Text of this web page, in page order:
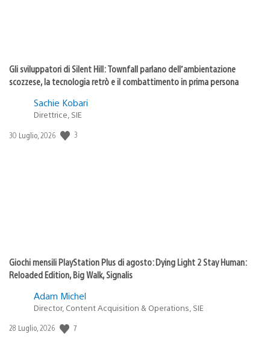
Gli sviluppatori di Silent Hill: Townfall parlano dell’ambientazione
scozzese, la tecnologia retrò e il combattimento in prima persona
Sachie Kobari
Direttrice, SIE
Data
30 Luglio, 2026 3
Giochi mensili PlayStation Plus di agosto: Dying Light 2 Stay Human:
Reloaded Edition, Big Walk, Signalis
Adam Michel
Director, Content Acquisition & Operations, SIE
Data
28 Luglio, 2026 7